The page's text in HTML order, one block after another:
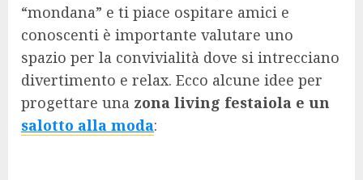
“mondana” e ti piace ospitare amici e
conoscenti è importante valutare uno
spazio per la convivialità dove si intrecciano
divertimento e relax. Ecco alcune idee per
progettare una zona living festaiola e un
salotto alla moda: